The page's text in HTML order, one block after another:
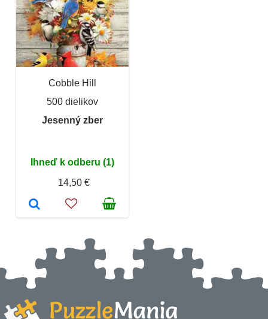
Cobble Hill
500 dielikov
Jesenný zber
Ihneď k odberu (1)
14,50 €